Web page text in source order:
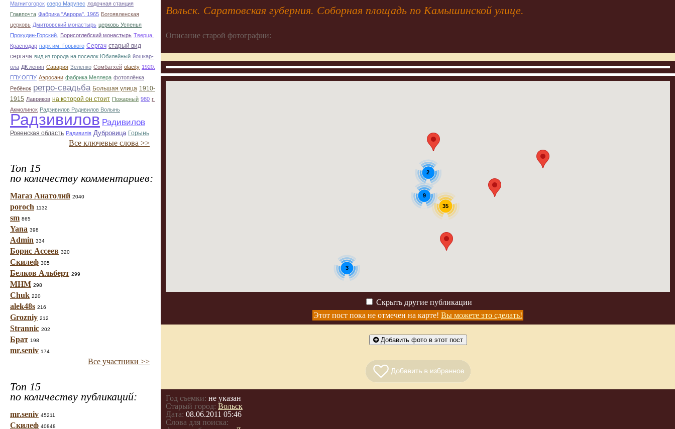
Магнитогорск озеро Марупес лодочная станция
Главпочта Фабрика "Аврора". 1965 Богоявленская
церковь Дмитровский монастырь церковь Успенья
Прокудин-Горский.
Борисоглебский монастырь Тверца.
Краснодар парк им. Горького Сергач старый вид
сергача вид из города на поселок Юбилейный йошкар-
ола ДК ленин Савария Зеленко Сомбатхей olacity 1920.
ГПУ.ОГПУ Аэросани фабрика Меллера фотоплёнка
Ребёнок ретро-свадьба Большая улица 1910-
1915 Лавриков на которой он стоит Пожарный 980 г.
Акмолинск Радзивилов Радивилов Волынь
Радзивилов Радивилов
Ровенская область Радивилiв Дубровица Горынь
Все ключевые слова >>
Топ 15
по количеству комментариев:
Магаз Анатолий 2040
poroch 1132
sm 865
Yana 398
Admin 334
Борис Ассеев 320
Скилеф 305
Белков Альберт 299
МНМ 298
Chuk 220
alek48s 216
Grozniy 212
Strannic 202
Брат 198
mr.seniv 174
Все участники >>
Топ 15
по количеству публикаций:
mr.seniv 45211
Скилеф 40848
Вольск. Саратовская губерния. Соборная площадь по Камышинской улице.
Описание старой фотографии:
35
2
9
3
Скрыть другие публикации
Этот пост пока не отмечен на карте! Вы можете это сделать!
Добавить фото в этот пост
Год съемки: не указан
Старый город: Вольск
Дата: 08.06.2011 05:46
Слова для поиска: